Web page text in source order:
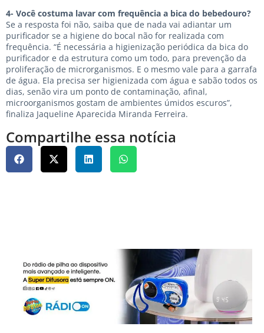
4- Você costuma lavar com frequência a bica do bebedouro?
Se a resposta foi não, saiba que de nada vai adiantar um
purificador se a higiene do bocal não for realizada com
frequência. “É necessária a higienização periódica da bica do
purificador e da estrutura como um todo, para prevenção da
proliferação de microrganismos. E o mesmo vale para a garrafa
de água. Ela precisa ser higienizada com água e sabão todos os
dias, senão vira um ponto de contaminação, afinal,
microorganismos gostam de ambientes úmidos escuros”,
finaliza Jaqueline Aparecida Miranda Ferreira.
Compartilhe essa notícia